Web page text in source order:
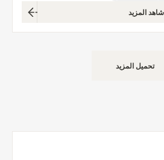
شاهد المزيد
تحميل المزيد